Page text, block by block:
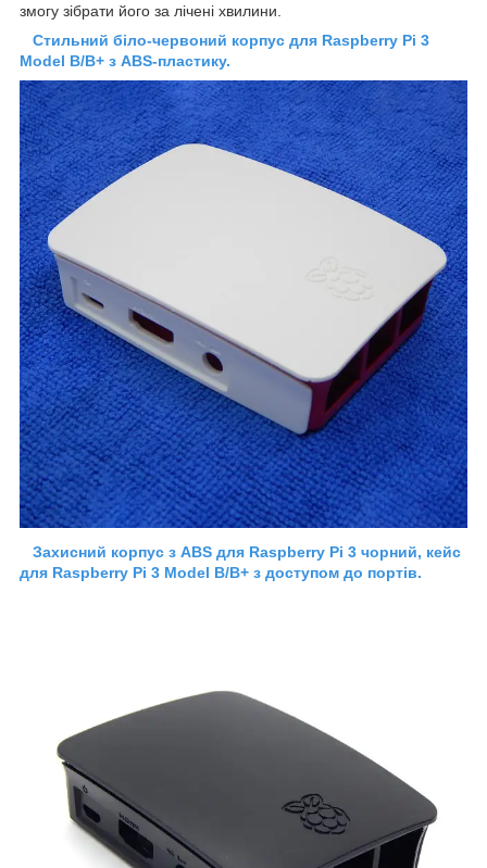
змогу зібрати його за лічені хвилини.
Стильний біло-червоний корпус для Raspberry Pi 3
Model B/B+ з ABS-пластику.
Захисний корпус з ABS для Raspberry Pi 3 чорний, кейс
для Raspberry Pi 3 Model B/B+ з доступом до портів.